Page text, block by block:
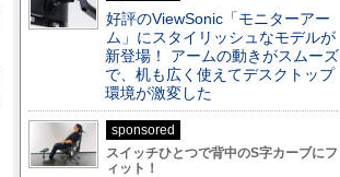
好評のViewSonic「モニターアー
ム」にスタイリッシュなモデルが
新登場！ アームの動きがスムーズ
で、机も広く使えてデスクトップ
環境が激変した
sponsored
スイッチひとつで背中のS字カーブにフ
ィット！